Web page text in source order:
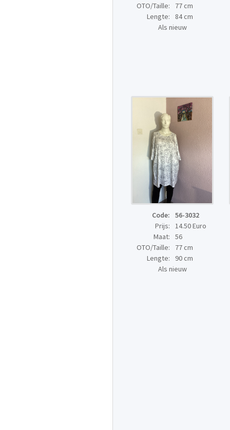
OTO/Taille:
77 cm
Lengte:
84 cm
Als nieuw
Code:
56-3032
Prijs:
14.50 Euro
Maat:
56
OTO/Taille:
77 cm
Lengte:
90 cm
Als nieuw